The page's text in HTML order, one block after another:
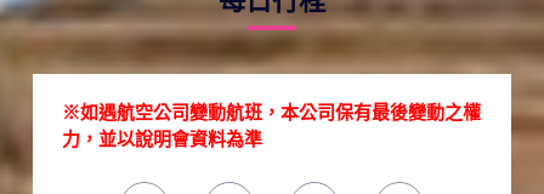
※如遇航空公司變動航班，本公司保有最後變動之權
力，並以說明會資料為準